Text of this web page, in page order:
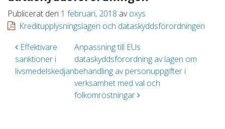
Publicerat den 1 februari, 2018 av oxys
Kreditupplysningslagen och dataskyddsförordningen
Inläggsnavigering
Effektivare
sanktioner i
livsmedelskedjan
Anpassning till EUs
dataskyddsförordning av lagen om
behandling av personuppgifter i
verksamhet med val och
folkomröstningar